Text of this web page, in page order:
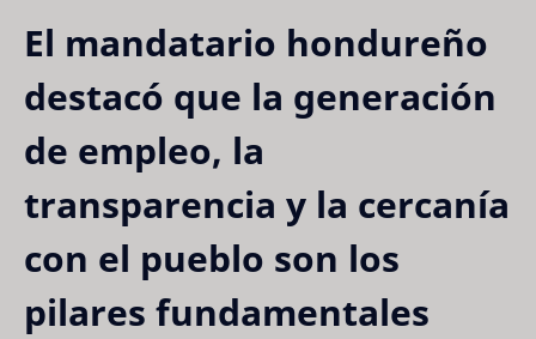
El mandatario hondureño
destacó que la generación
de empleo, la
transparencia y la cercanía
con el pueblo son los
pilares fundamentales